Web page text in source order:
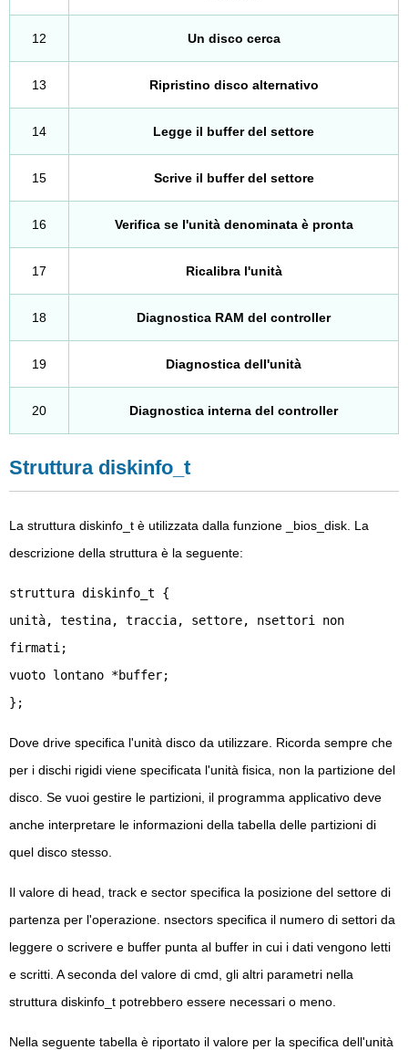
12 Un disco cerca
13 Ripristino disco alternativo
14 Legge il buffer del settore
15 Scrive il buffer del settore
16 Verifica se l'unità denominata è pronta
17 Ricalibra l'unità
18 Diagnostica RAM del controller
19 Diagnostica dell'unità
20 Diagnostica interna del controller
Struttura diskinfo_t
La struttura diskinfo_t è utilizzata dalla funzione _bios_disk. La
descrizione della struttura è la seguente:
struttura diskinfo_t {
unità, testina, traccia, settore, nsettori non
firmati;
vuoto lontano *buffer;
};
Dove drive specifica l'unità disco da utilizzare. Ricorda sempre che
per i dischi rigidi viene specificata l'unità fisica, non la partizione del
disco. Se vuoi gestire le partizioni, il programma applicativo deve
anche interpretare le informazioni della tabella delle partizioni di
quel disco stesso.
Il valore di head, track e sector specifica la posizione del settore di
partenza per l'operazione. nsectors specifica il numero di settori da
leggere o scrivere e buffer punta al buffer in cui i dati vengono letti
e scritti. A seconda del valore di cmd, gli altri parametri nella
struttura diskinfo_t potrebbero essere necessari o meno.
Nella seguente tabella è riportato il valore per la specifica dell'unità